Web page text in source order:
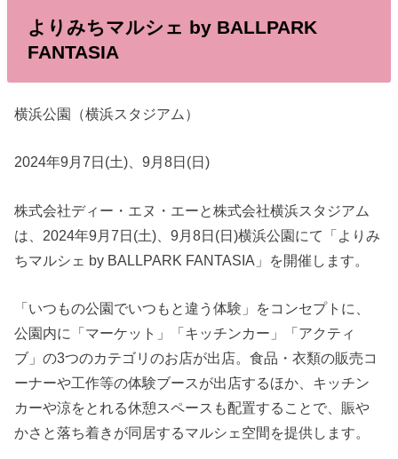
よりみちマルシェ by BALLPARK
FANTASIA
横浜公園（横浜スタジアム）
2024年9月7日(土)、9月8日(日)
株式会社ディー・エヌ・エーと株式会社横浜スタジアム
は、2024年9月7日(土)、9月8日(日)横浜公園にて「よりみ
ちマルシェ by BALLPARK FANTASIA」を開催します。
「いつもの公園でいつもと違う体験」をコンセプトに、
公園内に「マーケット」「キッチンカー」「アクティ
ブ」の3つのカテゴリのお店が出店。食品・衣類の販売コ
ーナーや工作等の体験ブースが出店するほか、キッチン
カーや涼をとれる休憩スペースも配置することで、賑や
かさと落ち着きが同居するマルシェ空間を提供します。